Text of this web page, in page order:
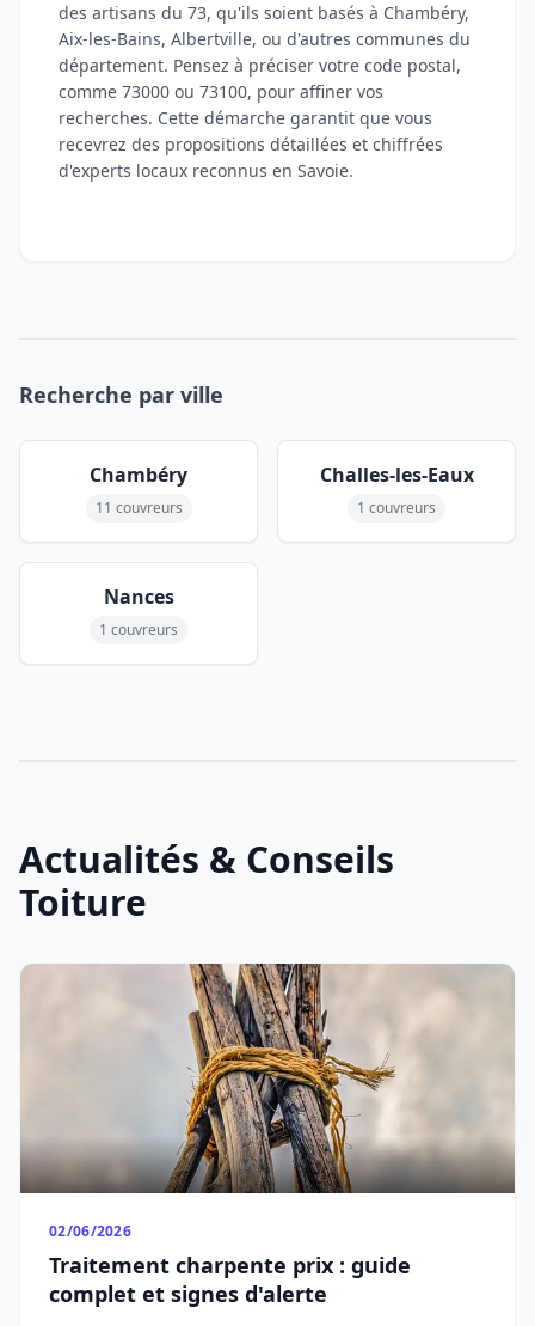
des artisans du 73, qu'ils soient basés à Chambéry,
Aix-les-Bains, Albertville, ou d'autres communes du
département. Pensez à préciser votre code postal,
comme 73000 ou 73100, pour affiner vos
recherches. Cette démarche garantit que vous
recevrez des propositions détaillées et chiffrées
d'experts locaux reconnus en Savoie.
Recherche par ville
Chambéry
11 couvreurs
Challes-les-Eaux
1 couvreurs
Nances
1 couvreurs
Actualités & Conseils
Toiture
02/06/2026
Traitement charpente prix : guide
complet et signes d'alerte